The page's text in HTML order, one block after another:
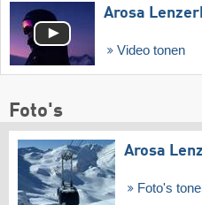
Arosa
Video tonen
Foto's
Arosa
Foto's